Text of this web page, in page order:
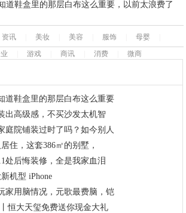
道鞋盒里的那层白布这么重要，以前太浪费了
资讯 美妆 美容 服饰 母婴
游戏 商讯 消费 微商
道鞋盒里的那层白布这么重要
出高级感，不买沙发太机智
庭院铺装过时了吗？如今别人
住，这套386㎡的别墅，
处后悔装修，全是我家血泪
机型 iPhone
家用脑情况，元歌最费脑，铠
恒大天玺免费送你现金大礼